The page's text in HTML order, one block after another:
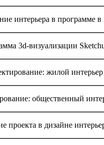
интерьера в программе в
3d-визуализации
жилой интерьер
общественный
проекта в дизайне